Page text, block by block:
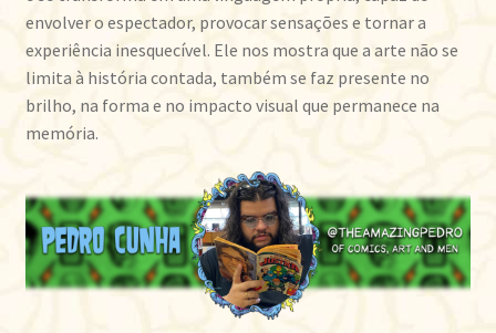
envolver o espectador, provocar sensações e tornar a
experiência inesquecível. Ele nos mostra que a arte não se
limita à história contada, também se faz presente no
brilho, na forma e no impacto visual que permanece na
memória.